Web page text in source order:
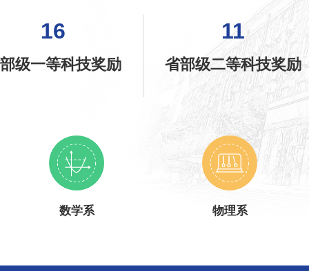
11
省部级二等科技奖励
1
特聘院士（人）
数学系 物理系